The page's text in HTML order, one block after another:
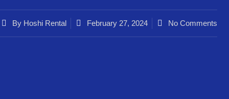
By Hoshi Rental February 27, 2024 No Comments